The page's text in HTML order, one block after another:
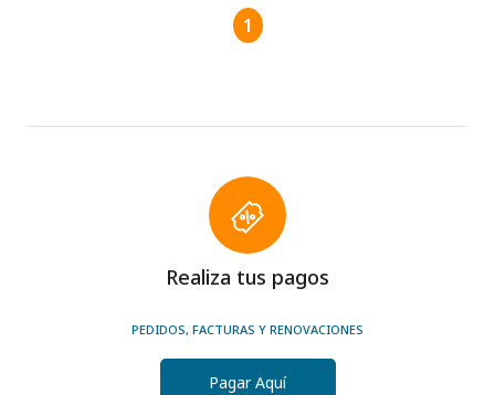
1
Realiza tus pagos
PEDIDOS, FACTURAS Y RENOVACIONES
Pagar Aquí